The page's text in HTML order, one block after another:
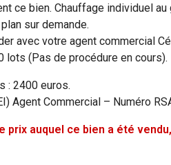
ce bien. Chauffage individuel au
sur demande.
avec votre agent commercial
lots (Pas de procédure en cours).
: 2400 euros.
Agent Commercial – Numéro
prix auquel ce bien a été